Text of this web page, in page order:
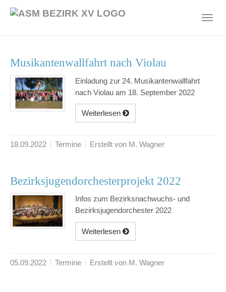
Musikantenwallfahrt nach Violau
Einladung zur 24. Musikantenwallfahrt
nach Violau am 18. September 2022
Weiterlesen
18.09.2022 Termine Erstellt von M. Wagner
Bezirksjugendorchesterprojekt 2022
Infos zum Bezirksnachwuchs- und
Bezirksjugendorchester 2022
Weiterlesen
05.09.2022 Termine Erstellt von M. Wagner